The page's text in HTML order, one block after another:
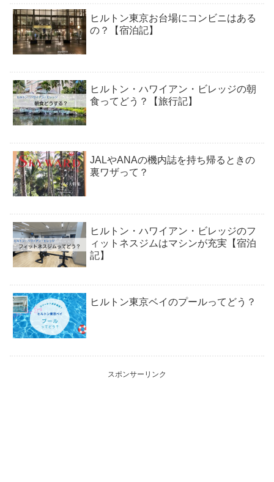
ヒルトン東京お台場にコンビニはある
の？【宿泊記】
ヒルトン・ハワイアン・ビレッジの朝
食ってどう？【旅行記】
JALやANAの機内誌を持ち帰るときの
裏ワザって？
ヒルトン・ハワイアン・ビレッジのフ
ィットネスジムはマシンが充実【宿泊
記】
ヒルトン東京ベイのプールってどう？
スポンサーリンク